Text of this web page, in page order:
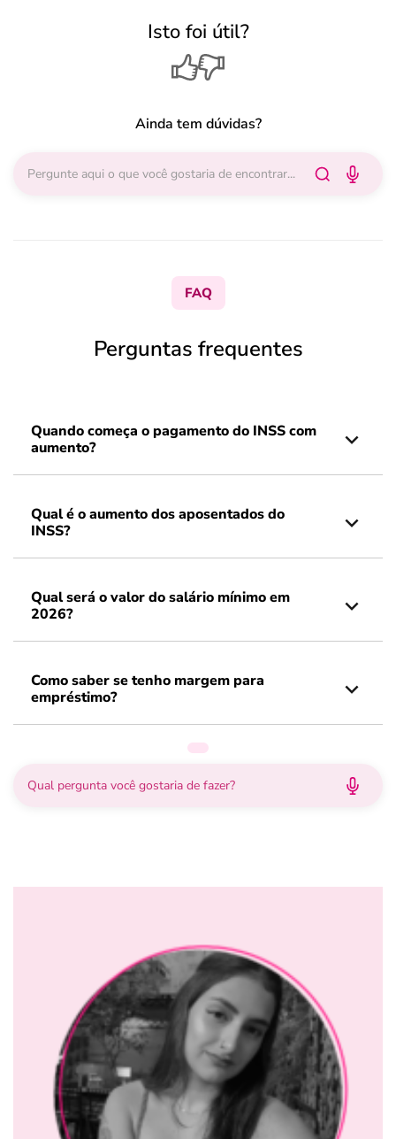
Isto foi útil?
Ainda tem dúvidas?
FAQ
Perguntas frequentes
Quando começa o pagamento do INSS com
aumento?
Qual é o aumento dos aposentados do
INSS?
Qual será o valor do salário mínimo em
2026?
Como saber se tenho margem para
empréstimo?